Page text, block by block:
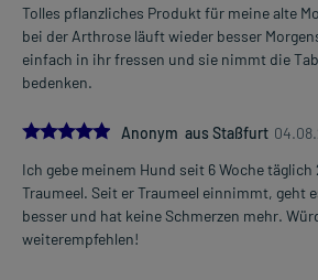
Tolles pflanzliches Produkt für meine alte
bei der Arthrose läuft wieder besser
einfach in ihr fressen und sie nimmt die
bedenken.
5.0Anonym aus Staßfurt
Ich gebe meinem Hund seit 6 Woche täglich
Traumeel. Seit er Traumeel einnimmt, geht
besser und hat keine Schmerzen mehr.
weiterempfehlen!